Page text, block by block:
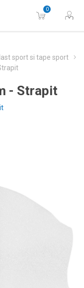
0
sport si tape sport
- Strapit